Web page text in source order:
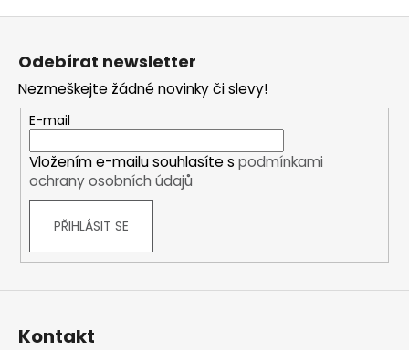
Z
Odebírat newsletter
Nezmeškejte žádné novinky či slevy!
E-mail
Vložením e-mailu souhlasíte s podmínkami
ochrany osobních údajů
PŘIHLÁSIT SE
Kontakt